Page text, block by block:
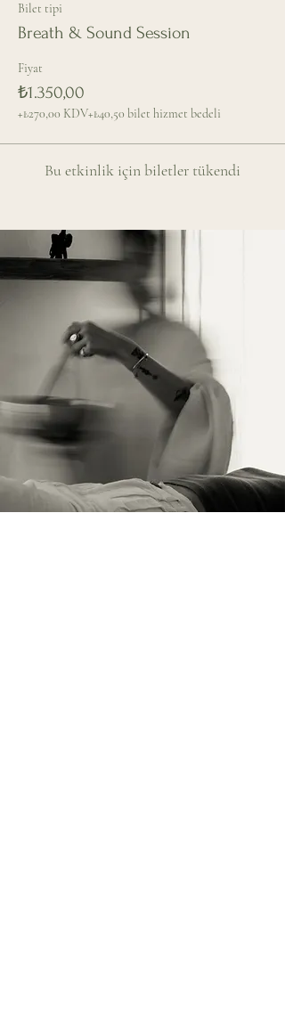
Bilet tipi
Breath & Sound Session
Fiyat
₺1.350,00
+₺270,00 KDV+₺40,50 bilet hizmet bedeli
Bu etkinlik için biletler tükendi